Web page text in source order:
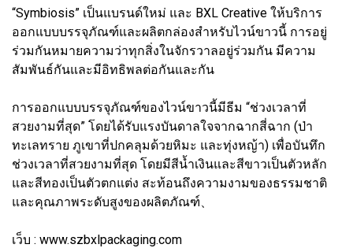
“Symbiosis” เป็นแบรนด์ใหม่ และ BXL Creative ให้บริการ
ออกแบบบรรจุภัณฑ์และผลิตกล่องสำหรับไวน์ขาวนี้ การอยู่
ร่วมกันหมายความว่าทุกสิ่งในจักรวาลอยู่ร่วมกัน มีความ
สัมพันธ์กันและมีอิทธิพลต่อกันและกัน
การออกแบบบรรจุภัณฑ์ของไวน์ขาวนี้มีธีม “ช่วงเวลาที่
สวยงามที่สุด” โดยได้รับแรงบันดาลใจจากฉากสี่ฉาก (ป่า
ทะเลทราย ภูเขาที่ปกคลุมด้วยหิมะ และทุ่งหญ้า) เพื่อบันทึก
ช่วงเวลาที่สวยงามที่สุด โดยมีสีน้ำเงินและสีขาวเป็นตัวหลัก
และสีทองเป็นตัวตกแต่ง สะท้อนถึงความงามของธรรมชาติ
และคุณภาพระดับสูงของผลิตภัณฑ์、
เว็บ : www.szbxlpackaging.com